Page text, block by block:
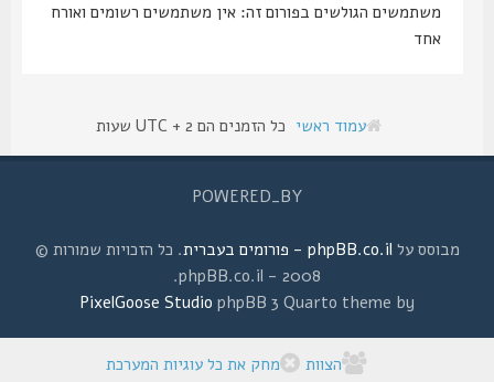
משתמשים הגולשים בפורום זה: אין משתמשים רשומים ואורח
עמוד ראשי כל הזמנים הם UTC + 2 שעות
POWERED_BY
מבוסס עלphpBB.co.il - פורומים בעברית
. כל הזכויות שמורות ©
2008 - phpBB.co.il.
phpBB 3 Quarto theme by
PixelGoose Studio
הצוות מחק את כל עוגיות המערכת